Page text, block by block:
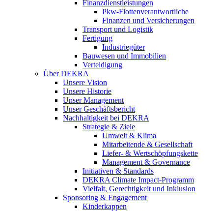
Finanzdienstleistungen
Pkw‑Flottenverantwortliche
Finanzen und Versicherungen
Transport und Logistik
Fertigung
Industriegüter
Bauwesen und Immobilien
Verteidigung
Über DEKRA
Unsere Vision
Unsere Historie
Unser Management
Unser Geschäftsbericht
Nachhaltigkeit bei DEKRA
Strategie & Ziele
Umwelt & Klima
Mitarbeitende & Gesellschaft
Liefer- & Wertschöpfungskette
Management & Governance
Initiativen & Standards
DEKRA Climate Impact-Programm
Vielfalt, Gerechtigkeit und Inklusion​
Sponsoring & Engagement
Kinderkappen